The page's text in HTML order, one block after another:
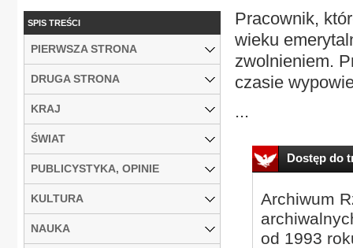
Pracownik,
wieku
zwolnieniem.
czasie
...
Dostęp do
Archiwum
od 1993
SPIS TREŚCI
PIERWSZA STRONA
DRUGA STRONA
KRAJ
ŚWIAT
PUBLICYSTYKA, OPINIE
KULTURA
NAUKA